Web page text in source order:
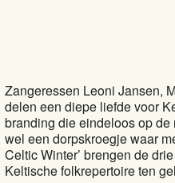
Zangeressen Leoni Jansen,
delen een diepe liefde voor
branding die eindeloos op
wel een dorpskroegje waar
Celtic Winter’ brengen de
Keltische folkrepertoire ten